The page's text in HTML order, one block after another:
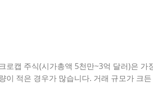
로캡 주식(시가총액 5천만~3억 달러)은
이 적은 경우가 많습니다. 거래 규모가 크